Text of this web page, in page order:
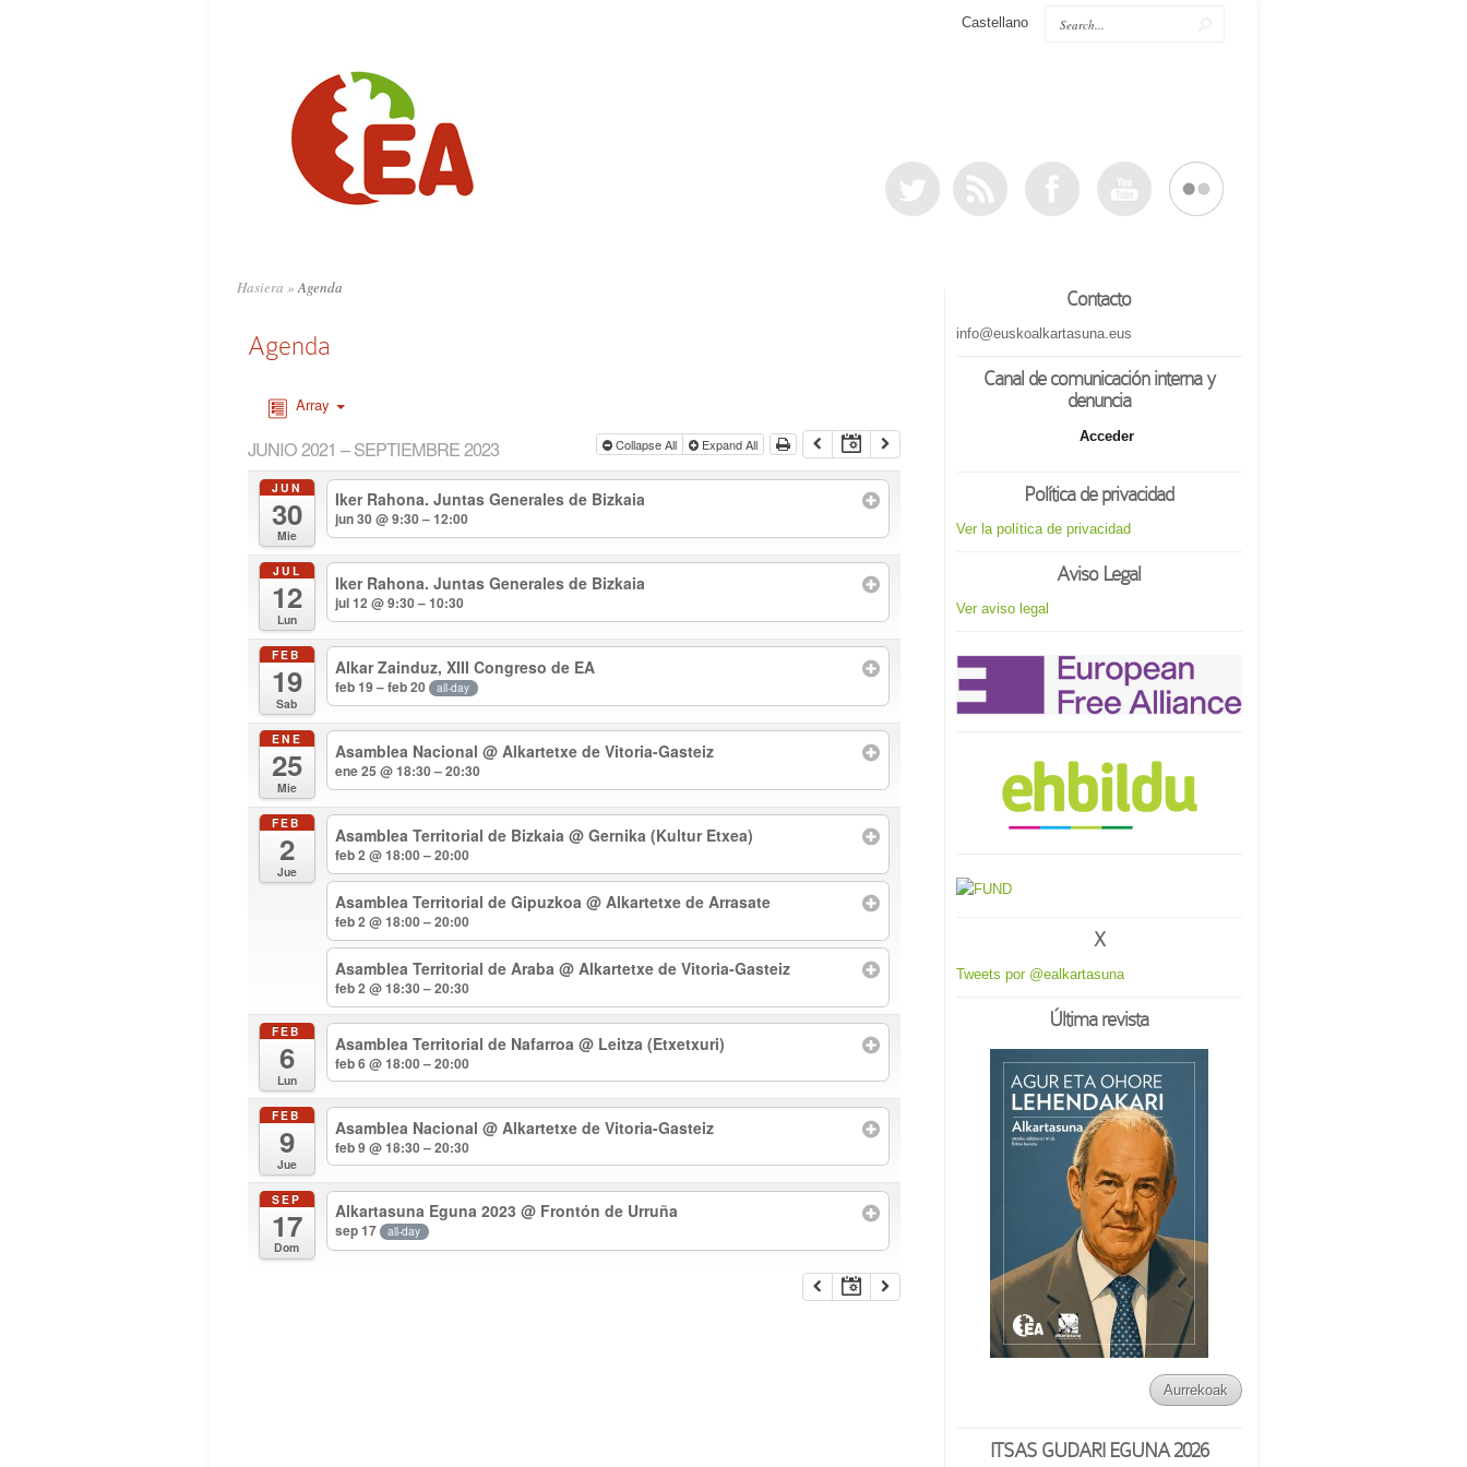
Castellano
Hasiera »Agenda
Agenda
Array
JUNIO 2021 – SEPTIEMBRE 2023 Collapse All Expand All
JUN
30
Mie
Iker Rahona. Juntas Generales de Bizkaia
jun 30 @ 9:30 – 12:00
JUL
12
Lun
Iker Rahona. Juntas Generales de Bizkaia
jul 12 @ 9:30 – 10:30
FEB
19
Sab
Alkar Zainduz, XIII Congreso de EA
feb 19 – feb 20 all-day
ENE
25
Mie
Asamblea Nacional@ Alkartetxe de Vitoria-Gasteiz
ene 25 @ 18:30 – 20:30
FEB
2
Jue
Asamblea Territorial de Bizkaia@ Gernika (Kultur Etxea)
feb 2 @ 18:00 – 20:00
Asamblea Territorial de Gipuzkoa@ Alkartetxe de Arrasate
feb 2 @ 18:00 – 20:00
Asamblea Territorial de Araba@ Alkartetxe de Vitoria-Gasteiz
feb 2 @ 18:30 – 20:30
FEB
6
Lun
Asamblea Territorial de Nafarroa@ Leitza (Etxetxuri)
feb 6 @ 18:00 – 20:00
FEB
9
Jue
Asamblea Nacional@ Alkartetxe de Vitoria-Gasteiz
feb 9 @ 18:30 – 20:30
SEP
17
Dom
Alkartasuna Eguna 2023@ Frontón de Urruña
sep 17 all-day
Contacto
info@euskoalkartasuna.eus
Canal de comunicación interna y
denuncia
Acceder
Política de privacidad
Ver la política de privacidad
Aviso Legal
Ver aviso legal
X
Tweets por @ealkartasuna
Última revista
Aurrekoak
ITSAS GUDARI EGUNA 2026